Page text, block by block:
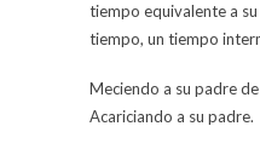
tiempo equivalente a
tiempo, un tiempo
Meciendo a su padre
Acariciando a su padre.